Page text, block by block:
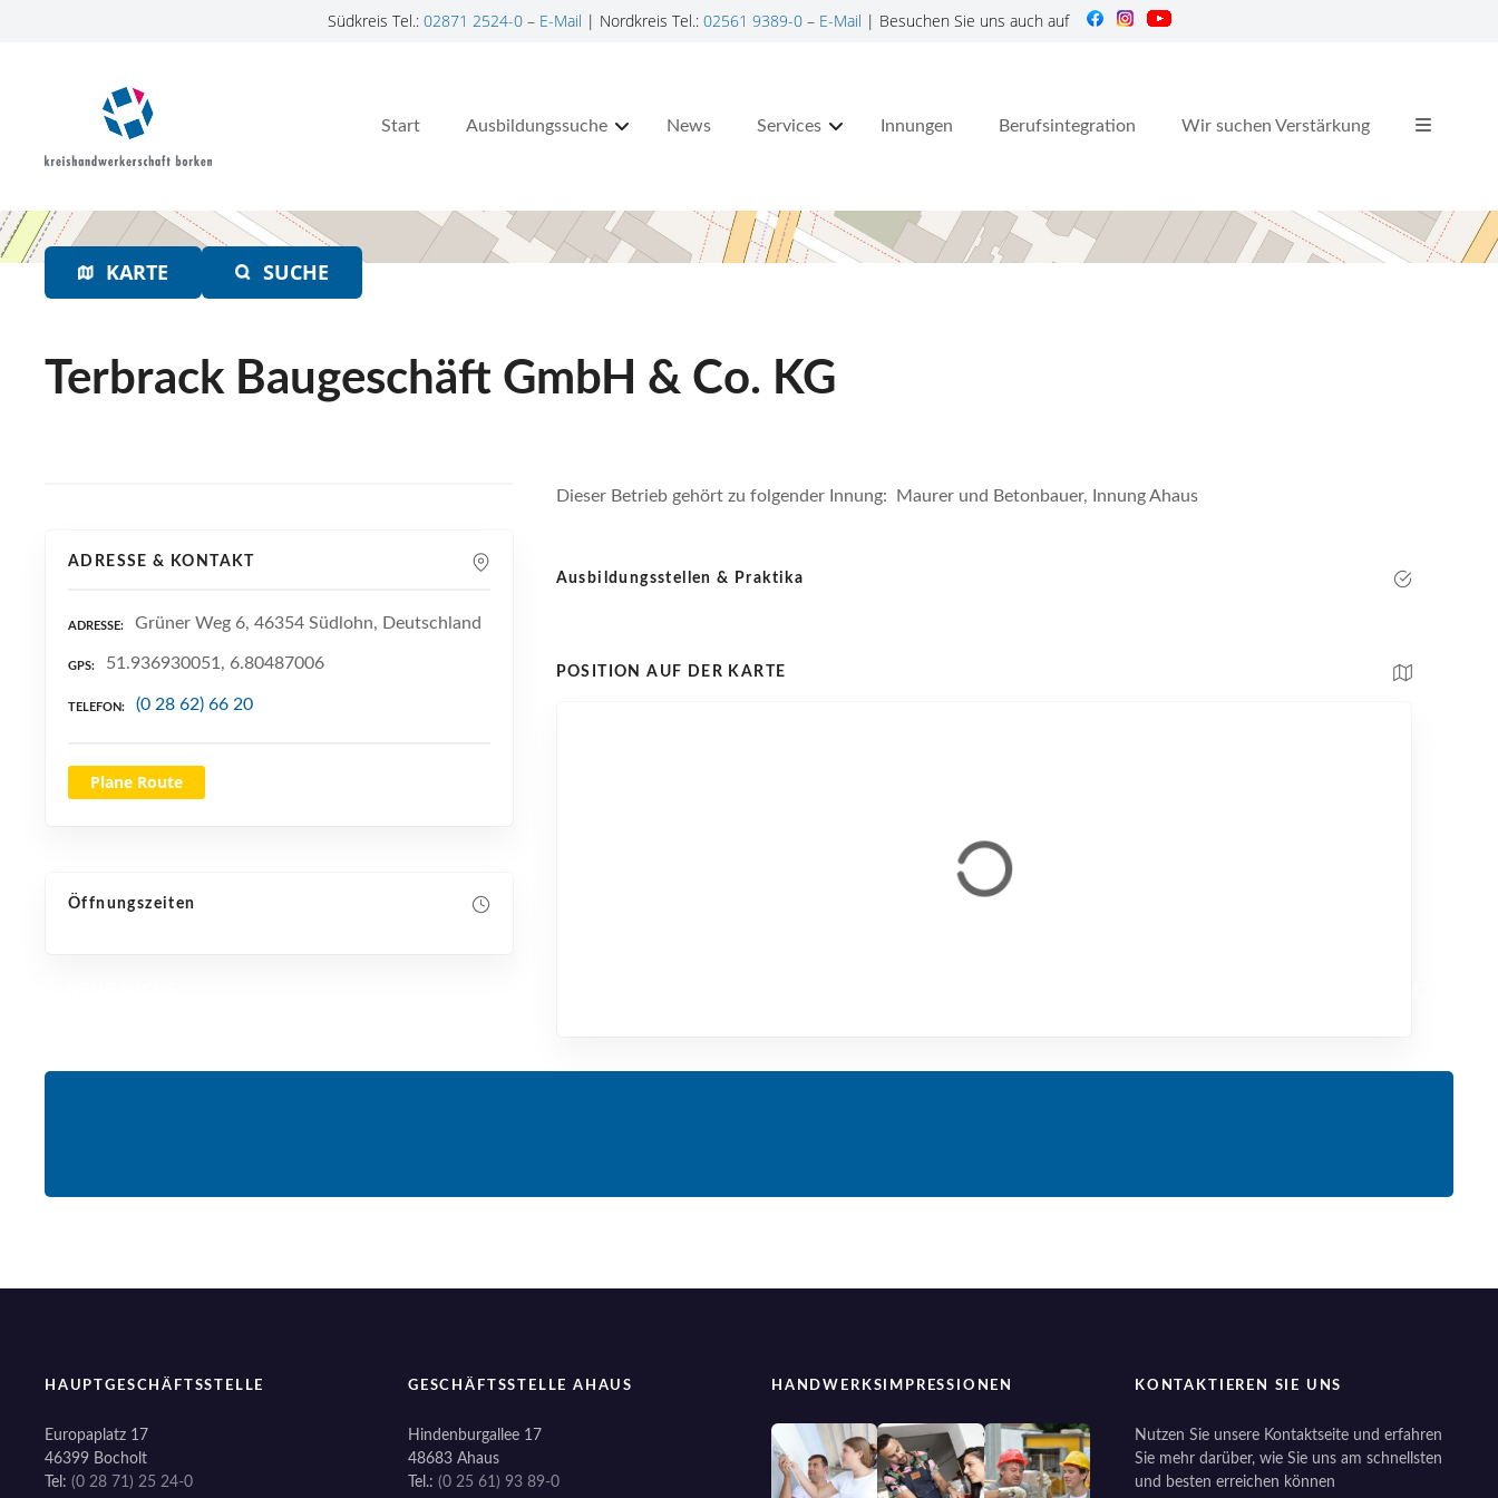
Südkreis Tel.: 02871 2524-0– E-Mail | Nordkreis Tel.: 02561 9389-0– E-Mail | Besuchen Sie uns auch auf
a
t
Start Ausbildungssuche News Services Innungen Berufsintegration Wir suchen Verstärkung
KARTE SUCHE
Terbrack Baugeschäft GmbH & Co. KG
ADRESSE & KONTAKT
ADRESSE Grüner Weg 6, 46354 Südlohn, Deutschland
GPS 51.936930051, 6.80487006
TELEFON (0 28 62) 66 20
Plane Route
Öffnungszeiten
Dieser Betrieb gehört zu folgender Innung: Maurer und Betonbauer, Innung Ahaus
Ausbildungsstellen & Praktika
POSITION AUF DER KARTE
HAUPTGESCHÄFTSSTELLE
Europaplatz 17
46399 Bocholt
Tel: (0 28 71) 25 24-0
GESCHÄFTSSTELLE AHAUS
Hindenburgallee 17
48683 Ahaus
Tel.: (0 25 61) 93 89-0
HANDWERKSIMPRESSIONEN KONTAKTIEREN SIE UNS
Nutzen Sie unsere Kontaktseite und erfahren
Sie mehr darüber, wie Sie uns am schnellsten
und besten erreichen können